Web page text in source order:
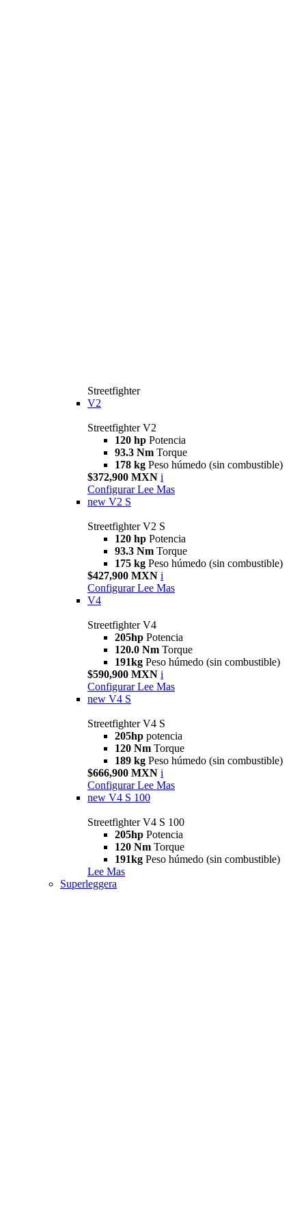
Streetfighter
V2
Streetfighter V2
120 hp Potencia
93.3 Nm Torque
178 kg Peso húmedo (sin combustible)
$372,900 MXN i
Configurar Lee Mas
new V2 S
Streetfighter V2 S
120 hp Potencia
93.3 Nm Torque
175 kg Peso húmedo (sin combustible)
$427,900 MXN i
Configurar Lee Mas
V4
Streetfighter V4
205hp Potencia
120.0 Nm Torque
191kg Peso húmedo (sin combustible)
$590,900 MXN i
Configurar Lee Mas
new V4 S
Streetfighter V4 S
205hp potencia
120 Nm Torque
189 kg Peso húmedo (sin combustible)
$666,900 MXN i
Configurar Lee Mas
new V4 S 100
Streetfighter V4 S 100
205hp Potencia
120 Nm Torque
191kg Peso húmedo (sin combustible)
Lee Mas
Superleggera